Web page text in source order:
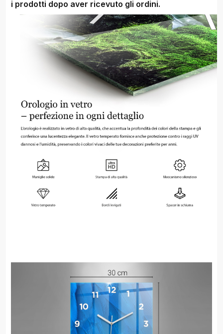
i prodotti dopo aver ricevuto gli ordini.